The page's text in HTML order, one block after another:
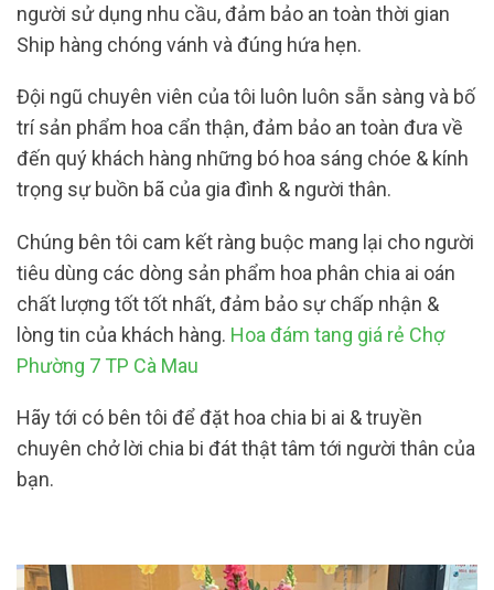
người sử dụng nhu cầu, đảm bảo an toàn thời gian
Ship hàng chóng vánh và đúng hứa hẹn.
Đội ngũ chuyên viên của tôi luôn luôn sẵn sàng và bố
trí sản phẩm hoa cẩn thận, đảm bảo an toàn đưa về
đến quý khách hàng những bó hoa sáng chóe & kính
trọng sự buồn bã của gia đình & người thân.
Chúng bên tôi cam kết ràng buộc mang lại cho người
tiêu dùng các dòng sản phẩm hoa phân chia ai oán
chất lượng tốt tốt nhất, đảm bảo sự chấp nhận &
lòng tin của khách hàng. Hoa đám tang giá rẻ Chợ
Phường 7 TP Cà Mau
Hãy tới có bên tôi để đặt hoa chia bi ai & truyền
chuyên chở lời chia bi đát thật tâm tới người thân của
bạn.